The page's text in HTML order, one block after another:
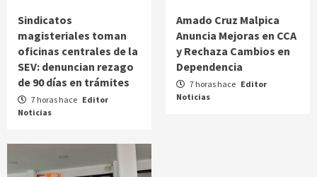
Sindicatos
magisteriales toman
oficinas centrales de la
SEV: denuncian rezago
de 90 días en trámites
7 horas hace Editor
Noticias
Amado Cruz Malpica
Anuncia Mejoras en CCA
y Rechaza Cambios en
Dependencia
7 horas hace Editor
Noticias